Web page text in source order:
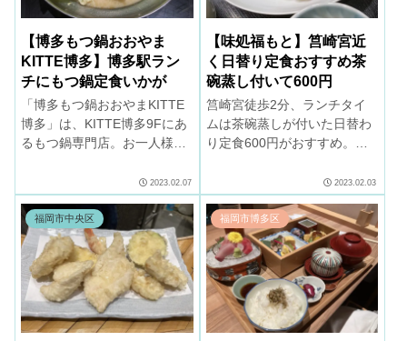
【博多もつ鍋おおやま
KITTE博多】博多駅ラン
チにもつ鍋定食いかが
「博多もつ鍋おおやまKITTE
博多」は、KITTE博多9Fにあ
るもつ鍋専門店。お一人様で
多明太子に「おきゅうと」も
付いて博多を実感できます。
2023.02.07
【味処福もと】筥崎宮近
く日替り定食おすすめ茶
碗蒸し付いて600円
筥崎宮徒歩2分、ランチタイ
ムは茶碗蒸しが付いた日替わ
り定食600円がおすすめ。カ
り、支払は現金のみ。 2023.02.03
福岡市中央区 福岡市博多区